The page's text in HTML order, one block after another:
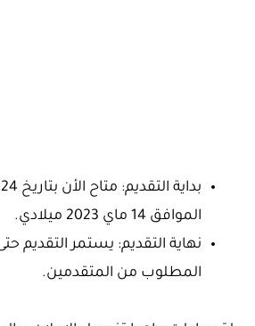
الموافق 14 ماي 2023 ميلادي.
نهاية التقديم: يستمر التقديم
المطلوب من المتقدمين.